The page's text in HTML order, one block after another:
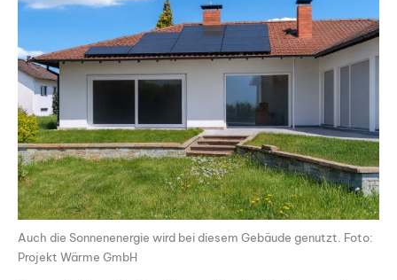
Auch die Sonnenenergie wird bei diesem Gebäude genutzt. Foto:
Projekt Wärme GmbH